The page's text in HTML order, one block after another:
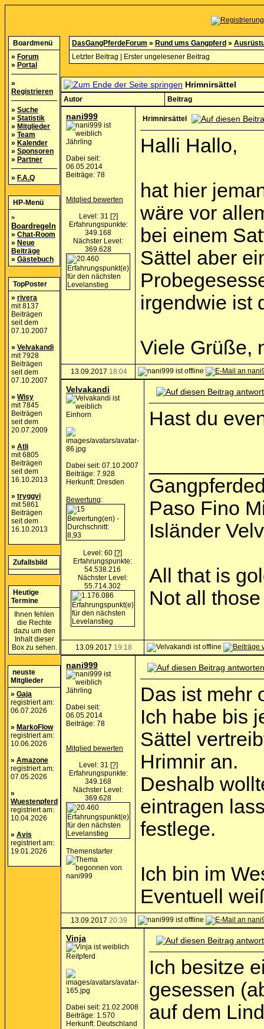
Boardmenü
» Forum
» Portal
»
Registrieren
» Suche
» Statistik
» Mitglieder
» Team
» Kalender
» Sponsoren
» Partner
» F.A.Q
HP-Menü
»
Boardregeln
» Chat-Room
» Neue
Beiträge
» Gästebuch
TopPoster
» rivera
mit 8137
Beiträgen
seit dem
07.10.2007
» Velvakandi
mit 7928
Beiträgen
seit dem
07.10.2007
» Wisy
mit 7845
Beiträgen
seit dem
20.07.2009
» Atli
mit 6805
Beiträgen
seit dem
16.10.2013
» tryggvi
mit 5861
Beiträgen
seit dem
16.10.2013
Zufallsbild
Heutige
Termine
Ihnen fehlen
die Rechte
dazu um den
Inhalt dieser
Box zu sehen.
neuste
Mitglieder
» Gaja
registriert am:
06.07.2026
» MarkoFlow
registriert am:
10.06.2026
» Amazone
registriert am:
07.05.2026
»
Wuestenpferd
registriert am:
10.04.2026
» Avis
registriert am:
19.01.2026
DasGangPferdeForum » Rund ums Gangpferd »
Letzter Beitrag
Erster ungelesener Beitrag
Hrimnirsättel
Autor Beitrag
nani999
Jährling
Dabei seit:
06.05.2014
Beiträge: 78
Mitglied bewerten
Level: 31 [?]
Erfahrungspunkte:
349.168
Nächster Level:
369.628
Hrimnirsättel
Halli Hallo,
hat hier
wäre vor
bei einem
Sättel aber
irgendwie ist
Viele Grüße,
13.09.2017 18:04
Velvakandi
Einhorn
Dabei seit: 07.10.2007
Beiträge: 7.928
Herkunft: Dresden
Bewertung:
Level: 60 [?]
Erfahrungspunkte:
54.538.216
Nächster Level:
55.714.302
Hast du
Paso Fino
Isländer
All that is
Not all
13.09.2017 19:18
nani999
Jährling
Dabei seit:
06.05.2014
Beiträge: 78
Mitglied bewerten
Level: 31 [?]
Erfahrungspunkte:
349.168
Nächster Level:
369.628
Themenstarter
Das ist mehr
Ich habe bis
Sättel
Hrimnir an.
Deshalb
eintragen
festlege.
Ich bin im
Eventuell
13.09.2017 20:39
Vinja
Reitpferd
Dabei seit: 21.02.2008
Beiträge: 1.570
Herkunft: Deutschland
Ich besitze
gesessen
auf dem